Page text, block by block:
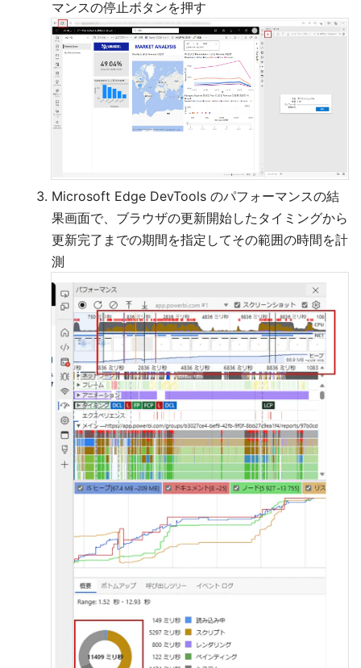
マンスの停止ボタンを押す
Microsoft Edge DevTools のパフォーマンスの結
果画面で、ブラウザの更新開始したタイミングから
更新完了までの期間を指定してその範囲の時間を計
測